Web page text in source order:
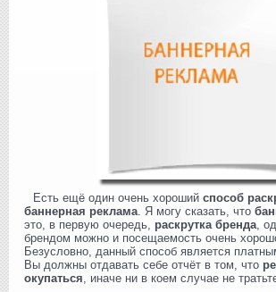
Есть ещё один очень хороший способ
баннерная реклама . Я могу сказать, что
это, в первую очередь, раскрутка бренда ,
брендом можно и посещаемость очень
Безусловно, данный способ является
Вы должны отдавать себе отчёт в том, что
окупаться , иначе ни в коем случае не